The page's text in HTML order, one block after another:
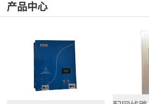
产品中心